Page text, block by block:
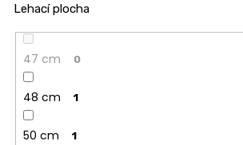
Lehací plocha
47 cm 0
48 cm 1
50 cm 1